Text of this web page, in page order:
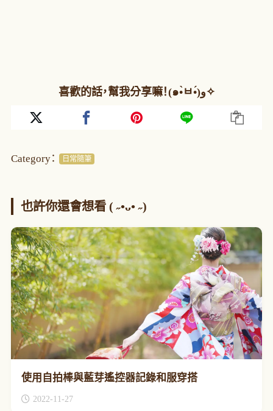
喜歡的話，幫我分享嘛！(๑•̀ㅂ•́)و✧
Category： 日常隨筆
也許你還會想看 ( ˶•ᴗ• ˶)
使用自拍棒與藍芽遙控器記錄和服穿搭
2022-11-27